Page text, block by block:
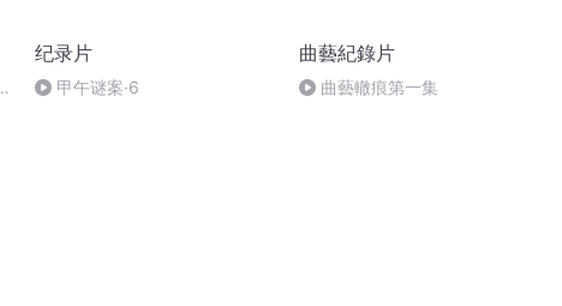
纪录片
甲午谜案·6
曲藝紀錄片
曲藝轍痕第一集